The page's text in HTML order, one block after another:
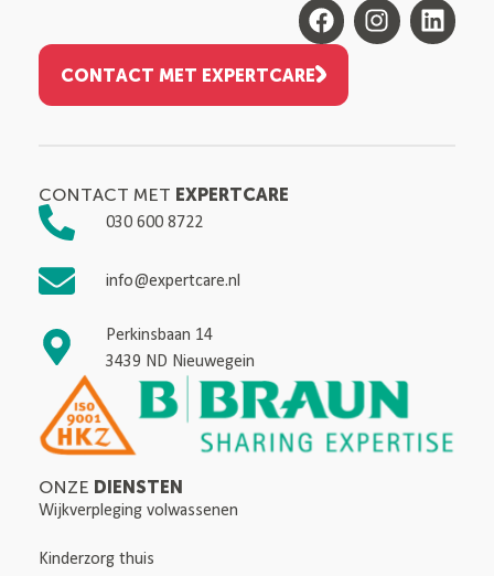
CONTACT MET EXPERTCARE
CONTACT MET EXPERTCARE
030 600 8722
info@expertcare.nl
Perkinsbaan 14
3439 ND Nieuwegein
ONZE DIENSTEN
Wijkverpleging volwassenen
Kinderzorg thuis